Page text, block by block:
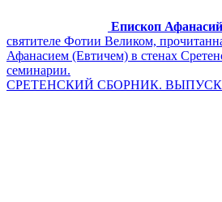
Епископ
святителе Фотии Великом,
Афанасием (Евтичем) в стенах
семинарии.
СРЕТЕНСКИЙ СБОРНИК. ВЫПУСК